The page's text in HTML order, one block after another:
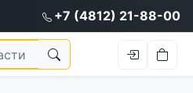
+7 (4812) 21-88-00